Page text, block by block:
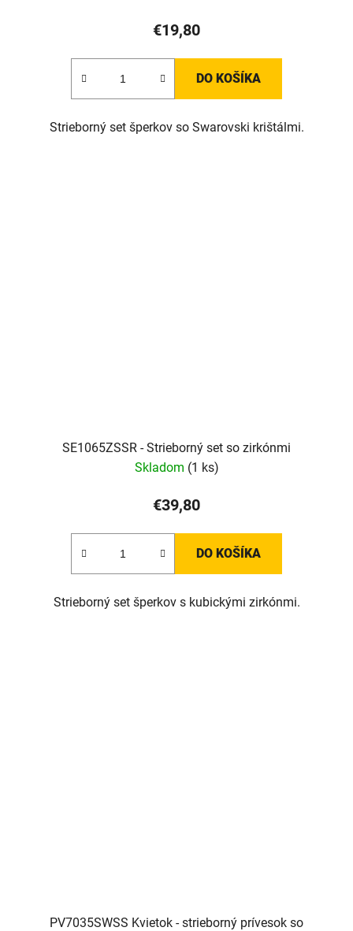
€19,80
DO KOŠÍKA
Strieborný set šperkov so Swarovski krištálmi.
SE1065ZSSR - Strieborný set so zirkónmi
Skladom (1 ks)
€39,80
DO KOŠÍKA
Strieborný set šperkov s kubickými zirkónmi.
PV7035SWSS Kvietok - strieborný prívesok so